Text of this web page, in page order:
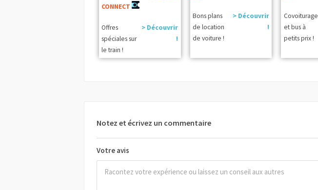
CONNECT
Offres
spéciales sur
le train !
> Découvrir
!
Bons plans
de location
de voiture !
> Découvrir
!
Covoiturage
et bus à
petits prix !
Notez et écrivez un commentaire
Votre avis